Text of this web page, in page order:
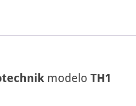
modelo TH1